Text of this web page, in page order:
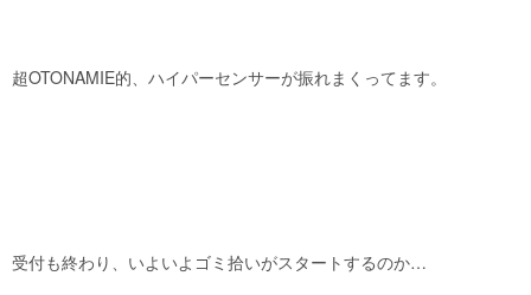
超OTONAMIE的、ハイパーセンサーが振れまくってます。
受付も終わり、いよいよゴミ拾いがスタートするのか…